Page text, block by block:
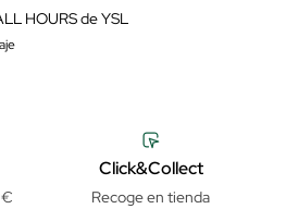
HOURS de YSL
Click&Collect
Recoge en tienda